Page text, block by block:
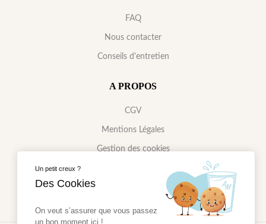
FAQ
Nous contacter
Conseils d'entretien
A PROPOS
CGV
Mentions Légales
Gestion des cookies
Un petit creux ?
Des Cookies
On veut s’assurer que vous passez
un bon moment ici !